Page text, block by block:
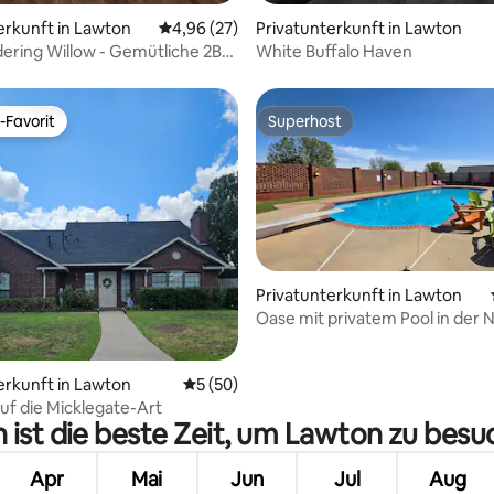
in Lawton Durchschnittliche Bewertung: 4,96 von 5,
4,96 (27)
Willow - Gemütliche 2BR
Privatunterkunft in Lawton
White Buffalo Haven
4,97 von 5, 96 Bewertungen
Favorit.
Favorit
in Lawton Durchschnittliche Bewertung: 5 von 5,
5 (50)
die Micklegate-Art
Superhost
Superhost
Privatunterkunft in Lawton
Oase mit privatem Pool in der
ist die beste Zeit, um Lawton zu
Apr Mai Jun Jul Aug